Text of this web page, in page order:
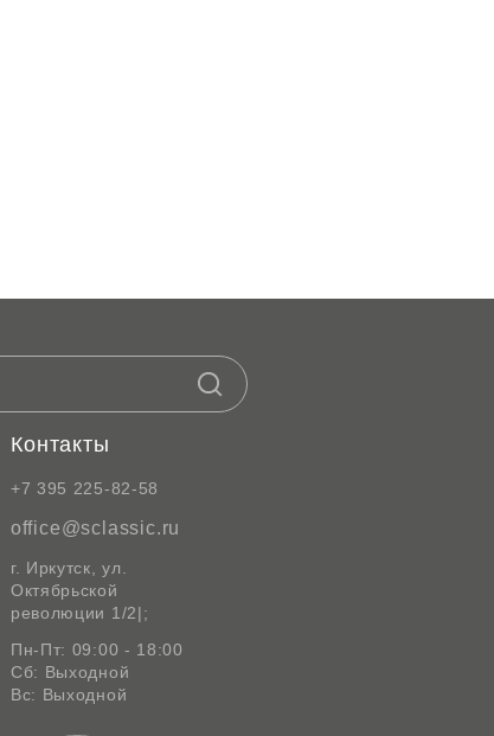
Контакты
+7 395 225-82-58
office@sclassic.ru
г. Иркутск, ул.
Октябрьской
революции 1/2|;
Пн-Пт: 09:00 - 18:00
Сб: Выходной
Вс: Выходной